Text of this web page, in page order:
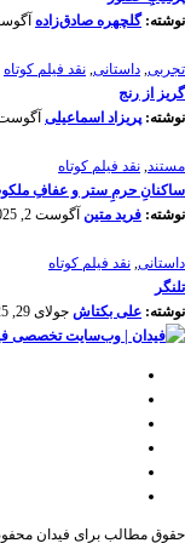
نوشته:گلچهره صادق‌زاده آگوست 5,
تجربی, داستانی, نقد فیلم کوتاه
گریز از رنج
نوشته:پریزاد اسماعیلی آگوست 4,
مستند, نقد فیلم کوتاه
ساکنانِ حرمِ ستر و عفافِ
نوشته: فرید متین آگوست 2, 2025
داستانی, نقد فیلم کوتاه
تلنگر
نوشته: علی بکتاش جولای 29, 2025
حقوق مطالب برای فیدان